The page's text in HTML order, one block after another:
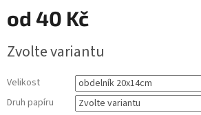
od 40 Kč
cena:
Zvolte variantu
Velikost
Druh papíru